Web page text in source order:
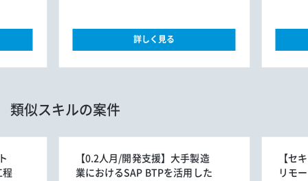
詳しく見る
類似スキルの案件
程
【0.2人月/開発支援】大手製造
業におけるSAP BTPを活用した
【セ
リモ